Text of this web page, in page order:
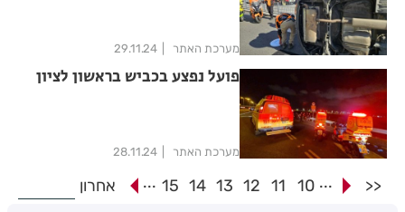
מערכת האתר 29.11.24
פועל נפצע בכביש בראשון לציון
מערכת האתר 28.11.24
<<
...
10
11
12
13
14
15
... אחרון